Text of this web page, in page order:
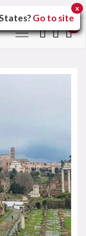
Toggle
? Go to site
x